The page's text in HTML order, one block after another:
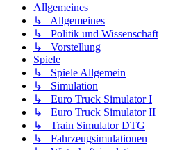
Allgemeines
↳ Allgemeines
↳ Politik und Wissenschaft
↳ Vorstellung
Spiele
↳ Spiele Allgemein
↳ Simulation
↳ Euro Truck Simulator I
↳ Euro Truck Simulator II
↳ Train Simulator DTG
↳ Fahrzeugsimulationen